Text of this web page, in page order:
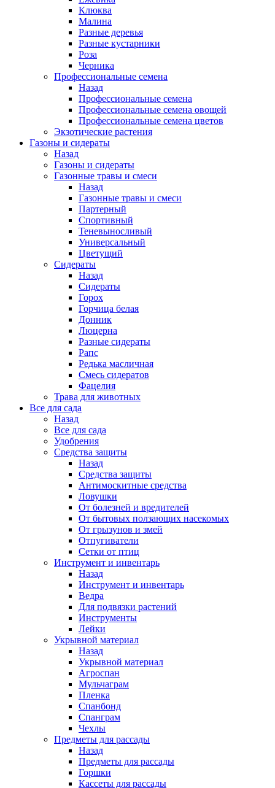
Клюква
Малина
Разные деревья
Разные кустарники
Роза
Черника
Профессиональные семена
Назад
Профессиональные семена
Профессиональные семена овощей
Профессиональные семена цветов
Экзотические растения
Газоны и сидераты
Назад
Газоны и сидераты
Газонные травы и смеси
Назад
Газонные травы и смеси
Партерный
Спортивный
Теневыносливый
Универсальный
Цветущий
Сидераты
Назад
Сидераты
Горох
Горчица белая
Донник
Люцерна
Разные сидераты
Рапс
Редька масличная
Смесь сидератов
Фацелия
Трава для животных
Все для сада
Назад
Все для сада
Удобрения
Средства защиты
Назад
Средства защиты
Антимоскитные средства
Ловушки
От болезней и вредителей
От бытовых ползающих насекомых
От грызунов и змей
Отпугиватели
Сетки от птиц
Инструмент и инвентарь
Назад
Инструмент и инвентарь
Ведра
Для подвязки растений
Инструменты
Лейки
Укрывной материал
Назад
Укрывной материал
Агроспан
Мульчаграм
Пленка
Спанбонд
Спанграм
Чехлы
Предметы для рассады
Назад
Предметы для рассады
Горшки
Кассеты для рассады